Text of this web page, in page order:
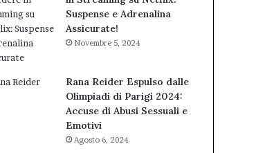
Suspense e Adrenalina
Assicurate!
Novembre 5, 2024
Rana Reider Espulso dalle
Olimpiadi di Parigi 2024:
Accuse di Abusi Sessuali e
Emotivi
Agosto 6, 2024